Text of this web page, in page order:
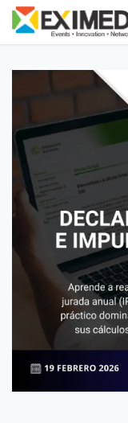
Ir al contenido